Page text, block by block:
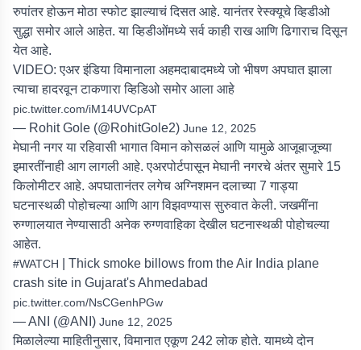
रुपांतर होऊन मोठा स्फोट झाल्याचं दिसत आहे. यानंतर रेस्क्यूचे व्हिडीओ
सुद्धा समोर आले आहेत. या व्हिडीओंमध्ये सर्व काही राख आणि ढिगाराच दिसून
येत आहे.
VIDEO: एअर इंडिया विमानाला अहमदाबादमध्ये जो भीषण अपघात झाला
त्याचा हादरवून टाकणारा व्हिडिओ समोर आला आहे
pic.twitter.com/iM14UVCpAT
— Rohit Gole (@RohitGole2) June 12, 2025
मेघानी नगर या रहिवासी भागात विमान कोसळलं आणि यामुळे आजूबाजूच्या
इमारतींनाही आग लागली आहे. एअरपोर्टपासून मेघानी नगरचे अंतर सुमारे 15
किलोमीटर आहे. अपघातानंतर लगेच अग्निशमन दलाच्या 7 गाड्या
घटनास्थळी पोहोचल्या आणि आग विझवण्यास सुरुवात केली. जखमींना
रुग्णालयात नेण्यासाठी अनेक रुग्णवाहिका देखील घटनास्थळी पोहोचल्या
आहेत.
#WATCH | Thick smoke billows from the Air India plane
crash site in Gujarat's Ahmedabad
pic.twitter.com/NsCGenhPGw
— ANI (@ANI) June 12, 2025
मिळालेल्या माहितीनुसार, विमानात एकूण 242 लोक होते. यामध्ये दोन